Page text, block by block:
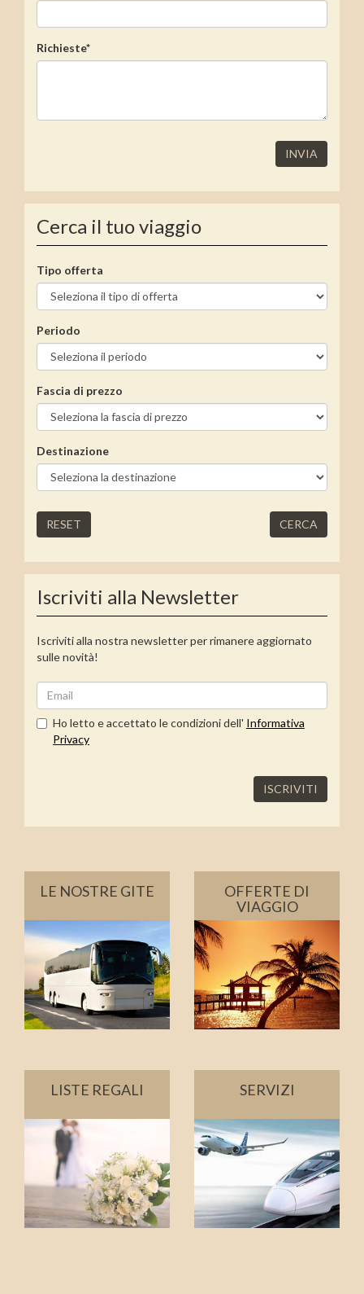
Richieste*
INVIA
Cerca il tuo viaggio
Tipo offerta
Periodo
Fascia di prezzo
Destinazione
RESET CERCA
Iscriviti alla Newsletter
Iscriviti alla nostra newsletter per rimanere aggiornato
sulle novità!
Ho letto e accettato le condizioni dell' Informativa
Privacy
ISCRIVITI
LE NOSTRE GITE
OFFERTE DI
VIAGGIO
LISTE REGALI SERVIZI